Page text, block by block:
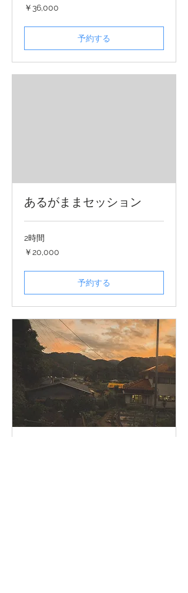
36,000
円
￥36,000
予約する
あるがままセッション
2時間
20,000
円
￥20,000
予約する